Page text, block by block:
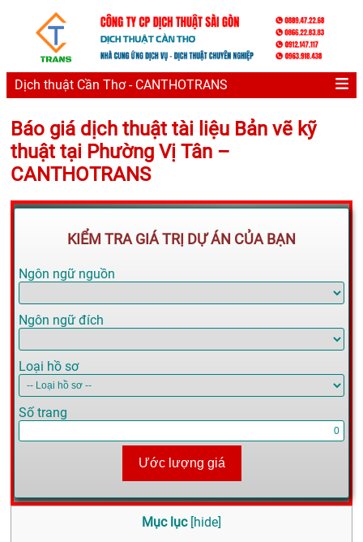
Dịch thuật Cần Thơ - CANTHOTRANS
Báo giá dịch thuật tài liệu Bản vẽ kỹ
thuật tại Phường Vị Tân –
CANTHOTRANS
KIỂM TRA GIÁ TRỊ DỰ ÁN CỦA BẠN
Ngôn ngữ nguồn
Ngôn ngữ đích
Loại hồ sơ
Số trang
Ước lượng giá
Mục lục [hide]